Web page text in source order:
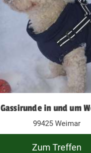
Gassirunde in und um
99425 Weimar
Zum Treffen